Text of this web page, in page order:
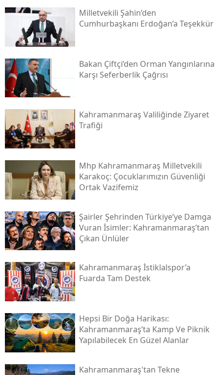
Milletvekili Şahin’den
Cumhurbaşkanı Erdoğan’a Teşekkür
Bakan Çiftçi’den Orman Yangınlarına
Karşı Seferberlik Çağrısı
Kahramanmaraş Valiliğinde Ziyaret
Trafiği
Mhp Kahramanmaraş Milletvekili
Karakoç: Çocuklarımızın Güvenliği
Ortak Vazifemiz
Şairler Şehrinden Türkiye’ye Damga
Vuran İsimler: Kahramanmaraş’tan
Çıkan Ünlüler
Kahramanmaraş İstiklalspor’a
Fuarda Tam Destek
Hepsi Bir Doğa Harikası:
Kahramanmaraş’ta Kamp Ve Piknik
Yapılabilecek En Güzel Alanlar
Kahramanmaraş'tan Tekne